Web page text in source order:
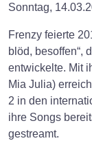
Sonntag,
Frenzy feierte
blöd, besoffen“,
entwickelte. Mit
Mia Julia)
2 in den
ihre Songs
gestreamt.